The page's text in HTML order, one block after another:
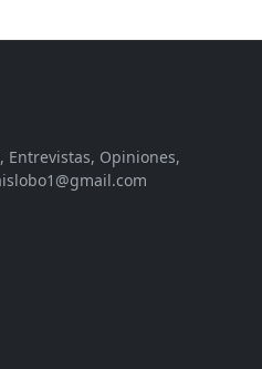
Entrevistas, Opiniones,